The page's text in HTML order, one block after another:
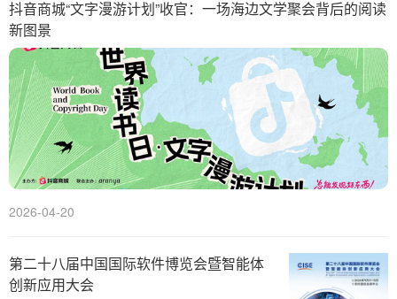
抖音商城“文字漫游计划”收官：一场海边文学聚会背后的阅读
新图景
2026-04-20
第二十八届中国国际软件博览会暨智能体
创新应用大会